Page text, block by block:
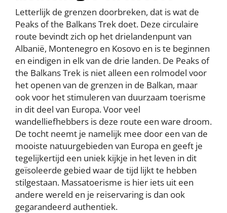
Letterlijk de grenzen doorbreken, dat is wat de
Peaks of the Balkans Trek doet. Deze circulaire
route bevindt zich op het drielandenpunt van
Albanië, Montenegro en Kosovo en is te beginnen
en eindigen in elk van de drie landen. De Peaks of
the Balkans Trek is niet alleen een rolmodel voor
het openen van de grenzen in de Balkan, maar
ook voor het stimuleren van duurzaam toerisme
in dit deel van Europa. Voor veel
wandelliefhebbers is deze route een ware droom.
De tocht neemt je namelijk mee door een van de
mooiste natuurgebieden van Europa en geeft je
tegelijkertijd een uniek kijkje in het leven in dit
geïsoleerde gebied waar de tijd lijkt te hebben
stilgestaan. Massatoerisme is hier iets uit een
andere wereld en je reiservaring is dan ook
gegarandeerd authentiek.